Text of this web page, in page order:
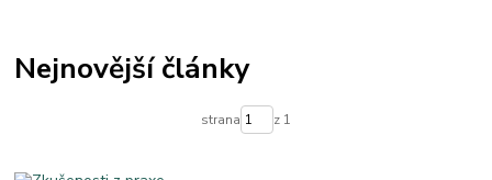
Nejnovější články
strana z 1